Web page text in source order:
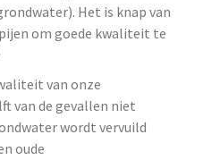
Het is knap van
om goede kwaliteit te
van onze
van de gevallen niet
wordt vervuild
oude